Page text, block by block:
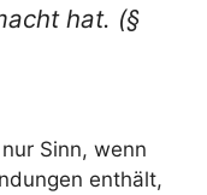
hat. (§
Sinn, wenn
enthält,